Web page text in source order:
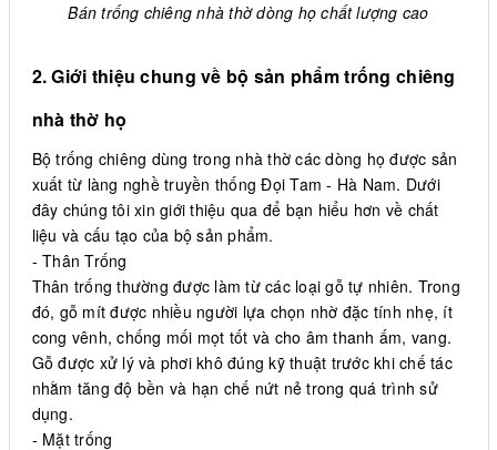
Bán trống chiêng nhà thờ dòng họ chất lượng cao
2. Giới thiệu chung về bộ sản phẩm trống chiêng
nhà thờ họ
Bộ trống chiêng dùng trong nhà thờ các dòng họ được sản
xuất từ làng nghề truyền thống Đọi Tam - Hà Nam. Dưới
đây chúng tôi xin giới thiệu qua để bạn hiểu hơn về chất
liệu và cấu tạo của bộ sản phẩm.
- Thân Trống
Thân trống thường được làm từ các loại gỗ tự nhiên. Trong
đó, gỗ mít được nhiều người lựa chọn nhờ đặc tính nhẹ, ít
cong vênh, chống mối mọt tốt và cho âm thanh ấm, vang.
Gỗ được xử lý và phơi khô đúng kỹ thuật trước khi chế tác
nhằm tăng độ bền và hạn chế nứt nẻ trong quá trình sử
dụng.
- Mặt trống